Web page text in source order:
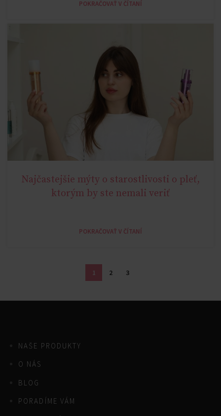
POKRAČOVAŤ V ČÍTANÍ
YOUNG AGE
Najčastejšie mýty o starostlivosti o pleť,
ktorým by ste nemali veriť
POKRAČOVAŤ V ČÍTANÍ
1 2 3
NAŠE PRODUKTY
O NÁS
BLOG
PORADÍME VÁM